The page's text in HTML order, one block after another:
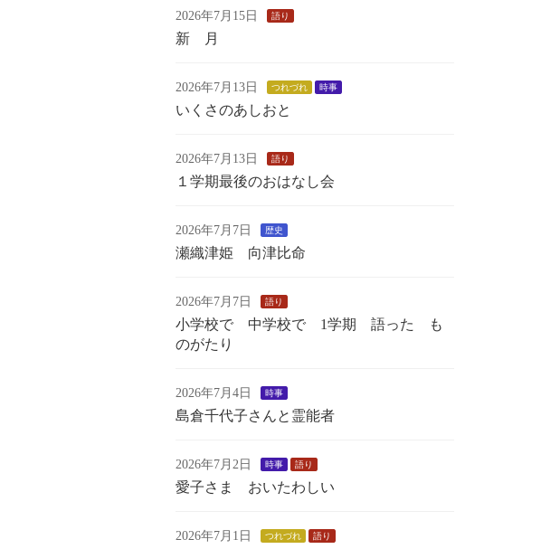
2026年7月15日 語り
新 月
2026年7月13日 つれづれ 時事
いくさのあしおと
2026年7月13日 語り
１学期最後のおはなし会
2026年7月7日 歴史
瀬織津姫 向津比命
2026年7月7日 語り
小学校で 中学校で 1学期 語った も
のがたり
2026年7月4日 時事
島倉千代子さんと霊能者
2026年7月2日 時事 語り
愛子さま おいたわしい
2026年7月1日 つれづれ 語り